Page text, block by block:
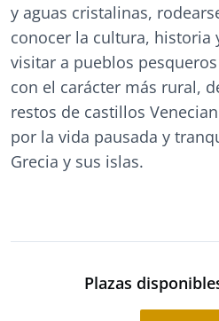
y aguas cristalinas,
conocer la cultura, historia
visitar a pueblos
con el carácter más rural,
restos de castillos
por la vida pausada y
Grecia y sus islas.
Plazas